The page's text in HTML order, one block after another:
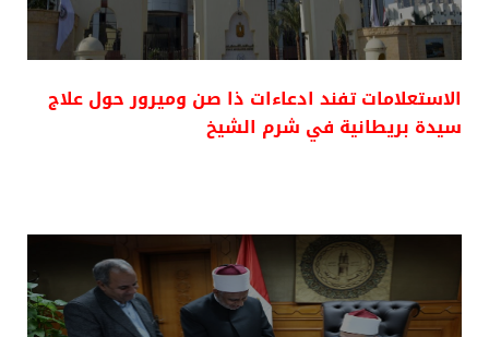
الاستعلامات تفند ادعاءات ذا صن وميرور حول علاج
سيدة بريطانية في شرم الشيخ